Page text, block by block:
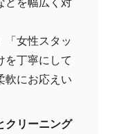
「女性スタッ
を丁寧にして
軟にお応えい
クリーニング